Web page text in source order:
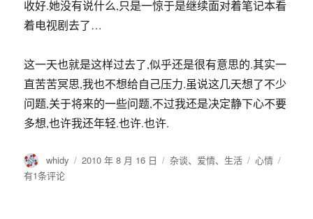
问题,关于将来的一些问题,不过我还是决定静下心不要
多想,也许我还年轻.也许.也许.
作
者
whidy
发
布
于
2010 年 8 月 16 日
分
类
杂谈、爱情、生活
标
签
心情
七
日
有1条评论
章
下一